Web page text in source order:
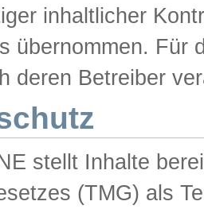
inhaltlicher
übernommen. Für
deren Betreiber
stellt Inhalte
(TMG) als